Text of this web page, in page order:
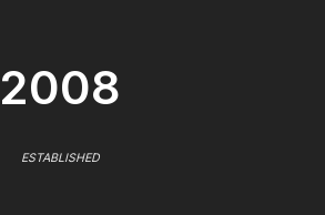
2008
ESTABLISHED